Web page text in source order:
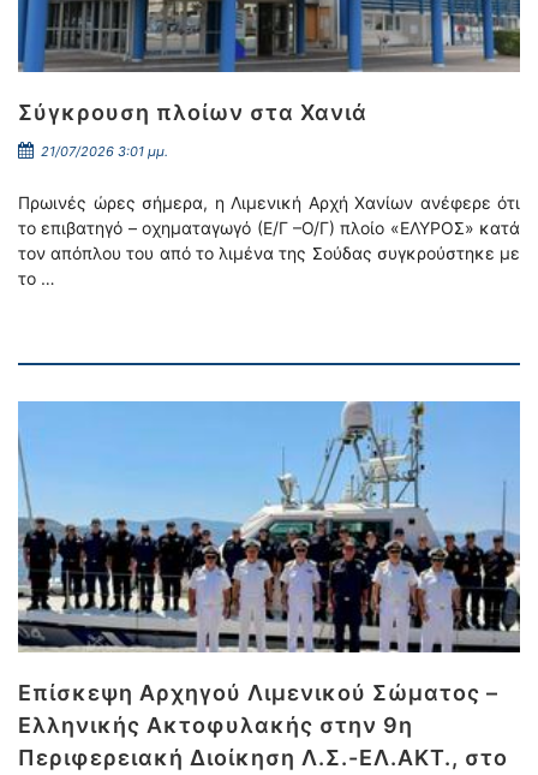
Σύγκρουση πλοίων στα Χανιά
21/07/2026 3:01 μμ.
Πρωινές ώρες σήμερα, η Λιμενική Αρχή Χανίων ανέφερε ότι
το επιβατηγό – οχηματαγωγό (Ε/Γ –Ο/Γ) πλοίο «ΕΛΥΡΟΣ» κατά
τον απόπλου του από το λιμένα της Σούδας συγκρούστηκε με
το …
Επίσκεψη Αρχηγού Λιμενικού Σώματος –
Ελληνικής Ακτοφυλακής στην 9η
Περιφερειακή Διοίκηση Λ.Σ.-ΕΛ.ΑΚΤ., στο